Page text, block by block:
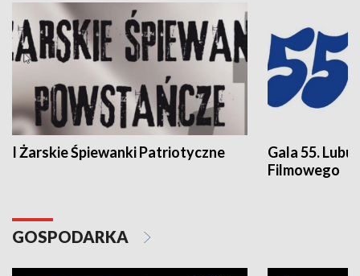
I Żarskie Śpiewanki Patriotyczne
Gala 55.
Filmowego
GOSPODARKA